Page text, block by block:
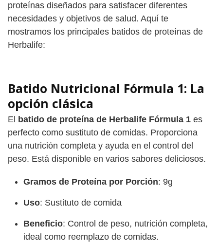
proteínas diseñados para satisfacer diferentes
necesidades y objetivos de salud. Aquí te
mostramos los principales batidos de proteínas de
Herbalife:
Batido Nutricional Fórmula 1: La
opción clásica
El batido de proteína de Herbalife Fórmula 1 es
perfecto como sustituto de comidas. Proporciona
una nutrición completa y ayuda en el control del
peso. Está disponible en varios sabores deliciosos.
Gramos de Proteína por Porción: 9g
Uso: Sustituto de comida
Beneficio: Control de peso, nutrición completa,
ideal como reemplazo de comidas.